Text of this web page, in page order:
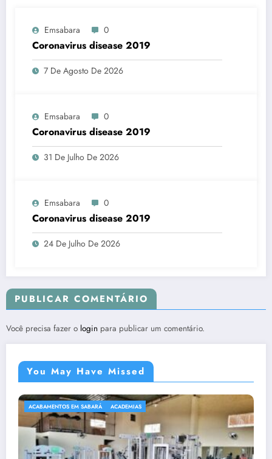
Emsabara 0
Coronavirus disease 2019
7 De Agosto De 2026
Emsabara 0
Coronavirus disease 2019
31 De Julho De 2026
Emsabara 0
Coronavirus disease 2019
24 De Julho De 2026
PUBLICAR COMENTÁRIO
Você precisa fazer o login para publicar um comentário.
You May Have Missed
ACABAMENTOS EM SABARÁ ACADEMIAS